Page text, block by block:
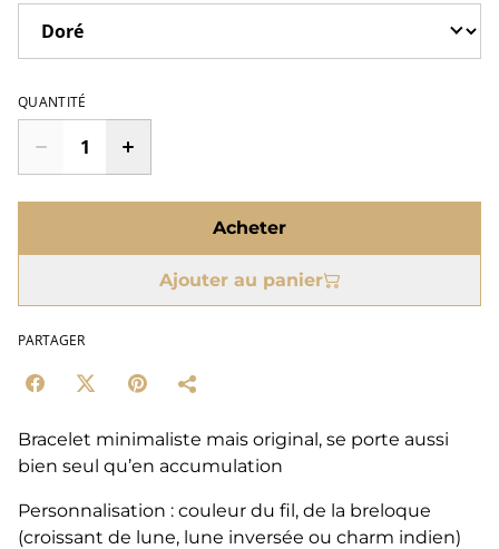
QUANTITÉ
Acheter
Ajouter au panier
PARTAGER
Bracelet minimaliste mais original, se porte aussi
bien seul qu’en accumulation
Personnalisation : couleur du fil, de la breloque
(croissant de lune, lune inversée ou charm indien)